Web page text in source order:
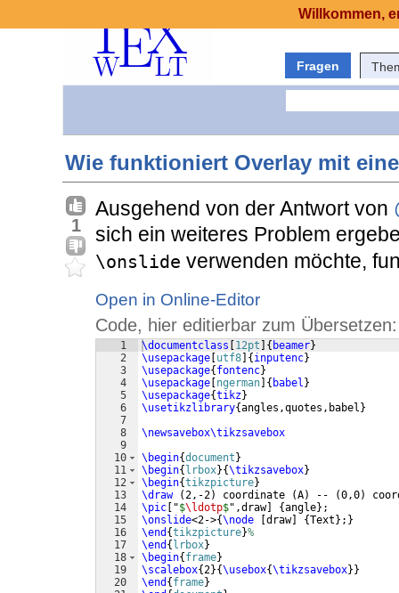
Fragen
Wie funktioniert Overlay mit
1
Ausgehend von der Antwort von
sich ein weiteres Problem
\onslide verwenden möchte,
Open in Online-Editor
Code, hier editierbar zum Übersetzen:
1
2
3
4
5
6
7
8
9
10
11
12
13
14
15
16
17
18
19
20
\documentclass 12pt { beamer}
\usepackage utf8 { inputenc}
\usepackage{ fontenc}
\usepackage ngerman { babel }
\usepackage{tikz}
\usetikzlibrary{angles,quotes,babel }
\newsavebox\tikzsavebox
\begin{document }
\begin{ lrbox}{\tikzsavebox}
\begin{tikzpicture}
\draw
(2,-2) coordinate (A) -- (0,0)
\pic
"$\ldotp$",draw] {angle} ;
\onslide<2->{\node draw] {Text } ; }
\end {tikzpicture}%
\end { lrbox}
\begin{ frame}
\scalebox{2}{\usebox{\tikzsavebox}}
\end { frame}
Willkommen,